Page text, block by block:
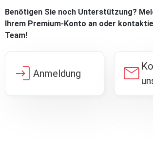
Benötigen Sie noch Unterstützung?
Ihrem Premium-Konto an oder
Team!
login Anmeldung mail